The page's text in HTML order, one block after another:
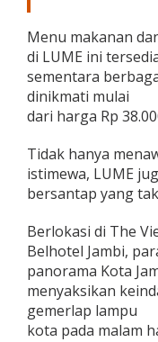
o
o
f
t
o
p
Menu makanan
di LUME ini
sementara
dinikmati mulai
dari harga Rp
Tidak hanya
istimewa, LUME
bersantap yang
Berlokasi di The
Belhotel Jambi,
panorama Kota
menyaksikan
gemerlap lampu
kota pada malam